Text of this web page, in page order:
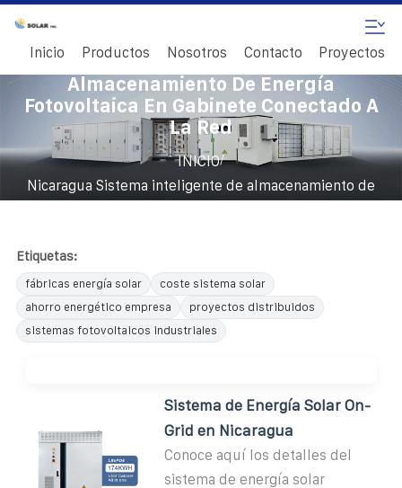
Inicio Productos Nosotros Contacto Proyectos
Nicaragua Sistema Inteligente De
Almacenamiento De Energía
Fotovoltaica En Gabinete Conectado A
La Red
INICIO/
Nicaragua Sistema inteligente de almacenamiento de
Etiquetas:
fábricas energía solar
coste sistema solar
ahorro energético empresa
proyectos distribuidos
sistemas fotovoltaicos industriales
Sistema de Energía Solar On-
Grid en Nicaragua
Conoce aquí los detalles del
sistema de energía solar